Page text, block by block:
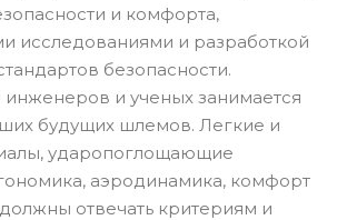
и комфорта,
исследованиями и разработкой
безопасности.
инженеров и ученых занимается
будущих шлемов. Легкие и
ударопоглощающие
аэродинамика, комфорт
отвечать критериям и